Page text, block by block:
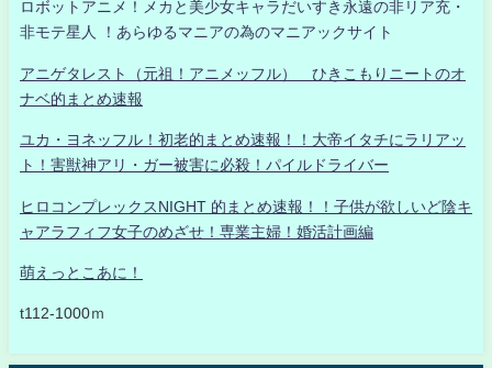
ロボットアニメ！メカと美少女キャラだいすき永遠の非リア充・
非モテ星人 ！あらゆるマニアの為のマニアックサイト
アニゲタレスト（元祖！アニメッフル） ひきこもりニートのオ
ナベ的まとめ速報
ユカ・ヨネッフル！初老的まとめ速報！！大帝イタチにラリアッ
ト！害獣神アリ・ガー被害に必殺！パイルドライバー
ヒロコンプレックスNIGHT 的まとめ速報！！子供が欲しいど陰キ
ャアラフィフ女子のめざせ！専業主婦！婚活計画編
萌えっとこあに！
t112-1000ｍ